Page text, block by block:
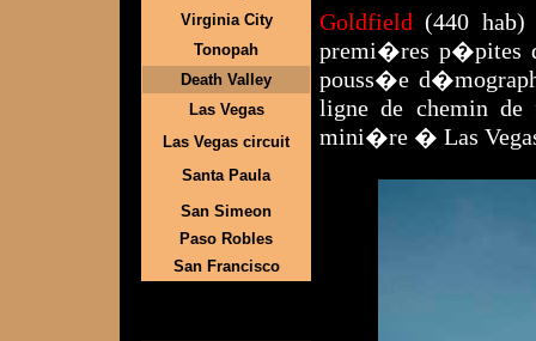
Virginia City
Tonopah
Death Valley
Las Vegas
Las Vegas circuit
Santa Paula
San Simeon
Paso Robles
San Francisco
Goldfield (440 hab)
premi�res p�pites
pouss�e
ligne de chemin
mini�re � Las